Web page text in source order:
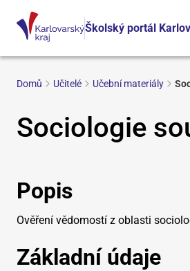
Školský portál
Domů Učitelé Učební materiály
Sociologie
Popis
Ověření vědomostí z oblasti
Základní údaje